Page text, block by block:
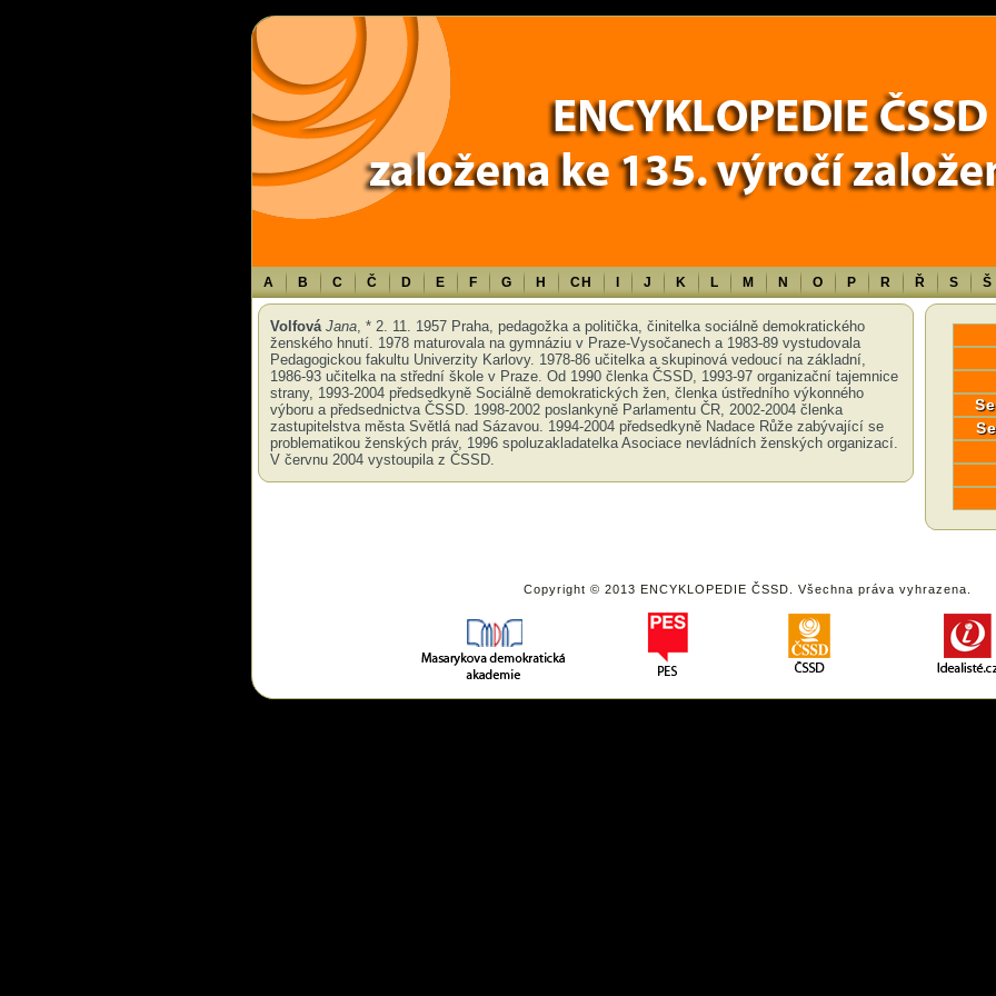
: Use of undefined constant TXT - assumed 'TXT' (this will throw an Error in a future version of PHP) in /data/www/17010/historiecssd_cz/
A B C Č D E F G H CH J K L M N O P R Ř S Š
Volfová Jana, * 2. 11. 1957 Praha, pedagožka a politička, činitelka sociálně demokratického
ženského hnutí. 1978 maturovala na gymnáziu v Praze-Vysočanech a 1983-89 vystudovala
Pedagogickou fakultu Univerzity Karlovy. 1978-86 učitelka a skupinová vedoucí na základní,
1986-93 učitelka na střední škole v Praze. Od 1990 členka ČSSD, 1993-97 organizační tajemnice
strany, 1993-2004 předsedkyně Sociálně demokratických žen, členka ústředního výkonného
výboru a předsednictva ČSSD. 1998-2002 poslankyně Parlamentu ČR, 2002-2004 členka
zastupitelstva města Světlá nad Sázavou. 1994-2004 předsedkyně Nadace Růže zabývající se
problematikou ženských práv, 1996 spoluzakladatelka Asociace nevládních ženských organizací.
V červnu 2004 vystoupila z ČSSD.
Copyright © 2013 ENCYKLOPEDIE ČSSD. Všechna práva vyhrazena.